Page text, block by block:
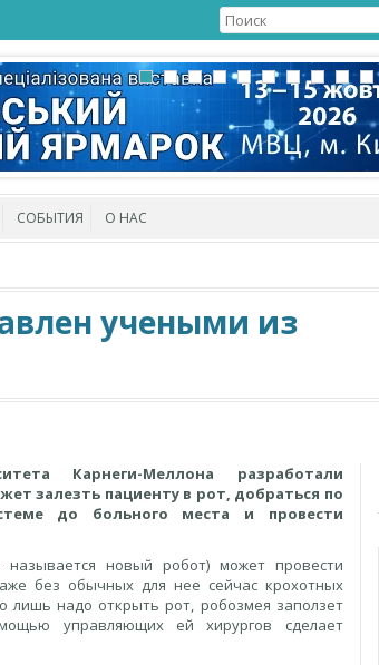
СОБЫТИЯ О НАС
учеными из
Карнеги-Меллона разработали
залезть пациенту в рот, добраться по
до больного места и провести
называется новый робот) может провести
без обычных для нее сейчас крохотных
лишь надо открыть рот, робозмея заползет
управляющих ей хирургов сделает